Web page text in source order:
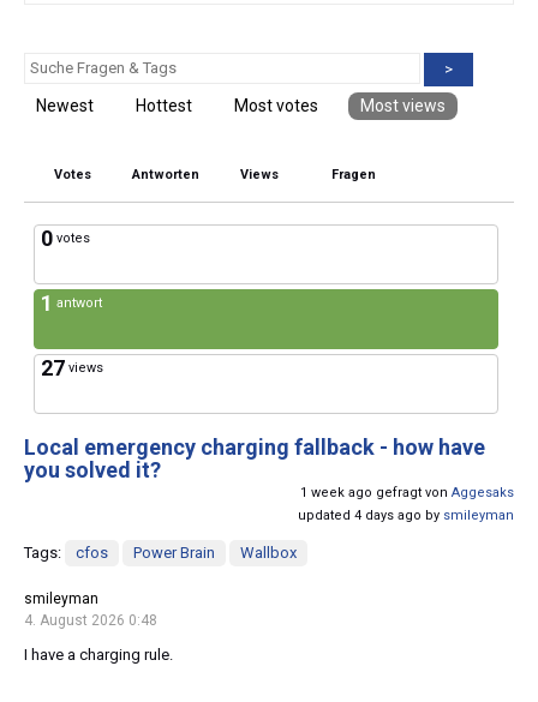
>
Newest Hottest Most votes Most views
Votes Antworten Views Fragen
0 votes
1 antwort
27 views
Local emergency charging fallback - how have
you solved it?
1 week ago gefragt von Aggesaks
updated 4 days ago by smileyman
Tags: cfos Power Brain Wallbox
smileyman
4. August 2026 0:48
I have a charging rule.